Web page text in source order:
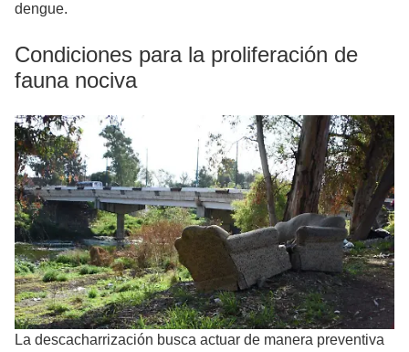
dengue.
Condiciones para la proliferación de
fauna nociva
La descacharrización busca actuar de manera preventiva